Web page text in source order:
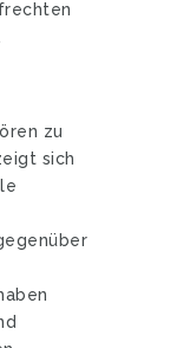
zu
sich